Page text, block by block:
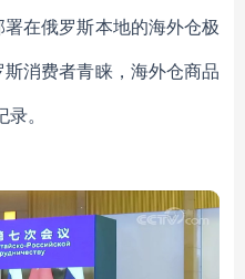
在俄罗斯本地的海外仓极
消费者青睐，海外仓商品
。